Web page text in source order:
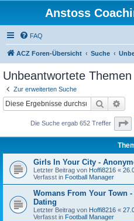
Anstoss
FAQ
ACZ Foren-Übersicht Suche
Unbeantwortete Themen
Zur erweiterten Suche
Suche
Die Suche ergab 652 Treffer
Girls In Your City -
Letzter Beitrag von Hoffi8216 «
Verfasst in Football Manager
Womans From Your Town
Dating
Letzter Beitrag von Hoffi8216 «
Verfasst in Football Manager